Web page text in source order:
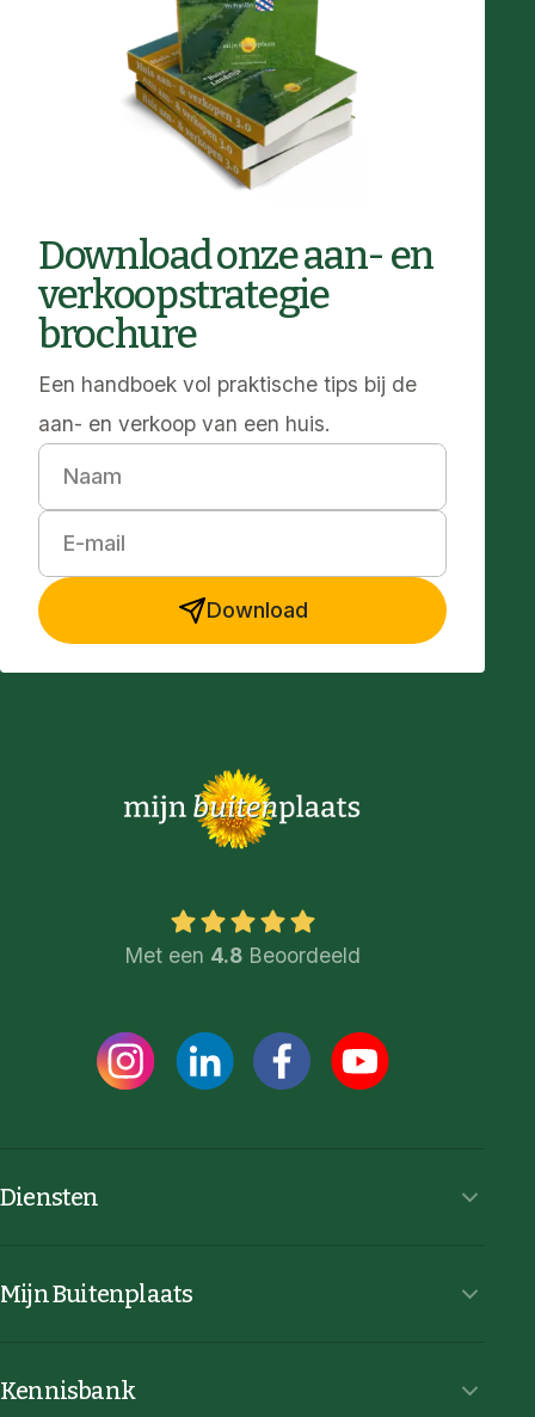
Download onze aan- en
verkoopstrategie
brochure
Een handboek vol praktische tips bij de
aan- en verkoop van een huis.
Naam
E-mail
Download
Met een 4.8 Beoordeeld
Diensten
Mijn Buitenplaats
Kennisbank